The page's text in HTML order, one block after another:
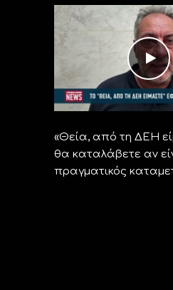
«Θεία, από τη ΔΕΗ
θα καταλάβετε αν
πραγματικός